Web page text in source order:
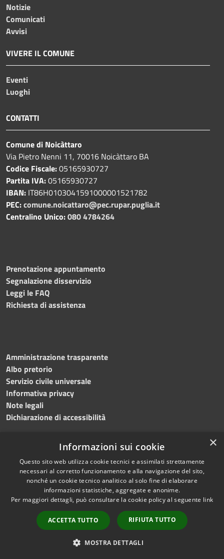
Notizie
Comunicati
Avvisi
VIVERE IL COMUNE
Eventi
Luoghi
CONTATTI
Comune di Noicàttaro
Via Pietro Nenni 11, 70016 Noicàttaro BA
Codice Fiscale:05165930727
Partita IVA:05165930727
IBAN: IT86H0103041591000001521782
PEC:comune.noicattaro@pec.rupar.puglia.it
Centralino Unico:080 4784264
Prenotazione appuntamento
Segnalazione disservizio
Leggi le FAQ
Richiesta di assistenza
Amministrazione trasparente
Albo pretorio
Servizio civile universale
Informativa privacy
Note legali
Dichiarazione di accessibilità
RSS
Accessibilità
Cookie
Mappa del sito
Difensore civico
Copyright © 2023 •
Comune di Noicàttaro
Powered byMunicipium
Redazione•Portale
dipendente
WebMail Dipendenti
×
Informazioni sui cookie
Questo sito web utilizza cookie tecnici e assimilati strettamente
necessari al corretto funzionamento e alla navigazione del sito,
nonché un cookie tecnico analitico al solo fine di elaborare
informazioni statistiche, aggregate e anonime.
Per maggiori dettagli, può consultare la cookie policy al seguente link
ACCETTA TUTTO RIFIUTA TUTTO
MOSTRA DETTAGLI